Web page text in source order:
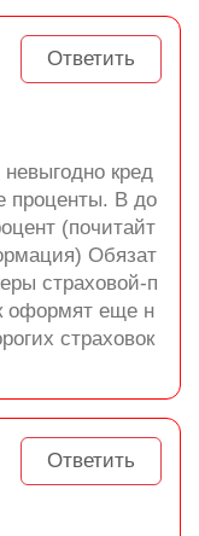
Ответить
кред
проценты. В до
(почитайт
Обязат
страховой-п
оформят еще н
страховок
Ответить